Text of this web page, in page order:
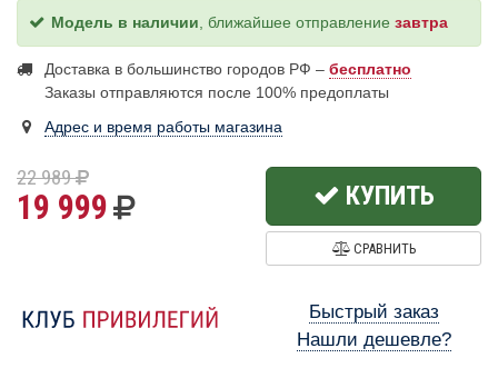
Модель в наличии , ближайшее отправление завтра
Доставка в большинство городов РФ – бесплатно
Заказы отправляются после 100% предоплаты
Адрес и время работы магазина
22 989
19 999 КУПИТЬ
СРАВНИТЬ
Быстрый заказ
Нашли дешевле?